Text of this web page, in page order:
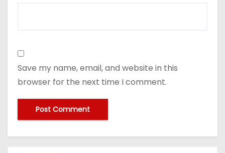
Save my name, email, and website in this
browser for the next time I comment.